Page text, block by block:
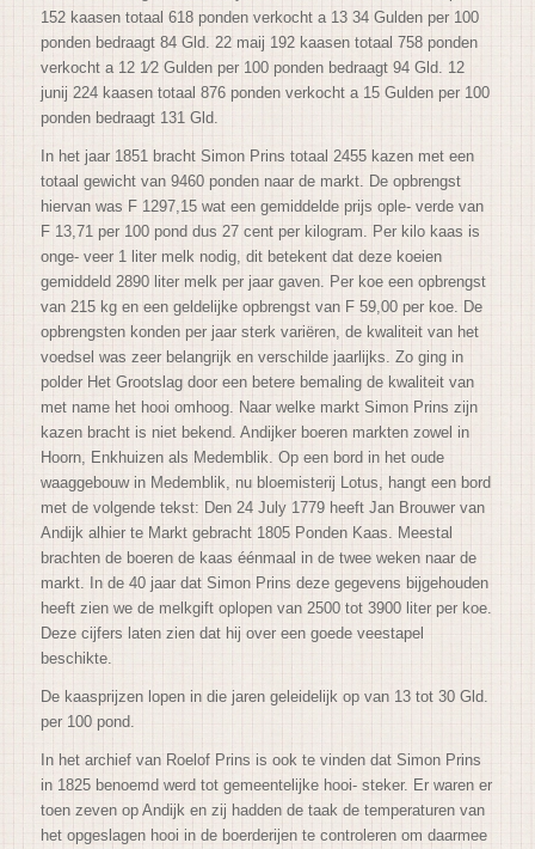
152 kaasen totaal 618 ponden verkocht a 13 34 Gulden per 100
ponden bedraagt 84 Gld. 22 maij 192 kaasen totaal 758 ponden
verkocht a 12 1⁄2 Gulden per 100 ponden bedraagt 94 Gld. 12
junij 224 kaasen totaal 876 ponden verkocht a 15 Gulden per 100
ponden bedraagt 131 Gld.
In het jaar 1851 bracht Simon Prins totaal 2455 kazen met een
totaal gewicht van 9460 ponden naar de markt. De opbrengst
hiervan was F 1297,15 wat een gemiddelde prijs ople- verde van
F 13,71 per 100 pond dus 27 cent per kilogram. Per kilo kaas is
onge- veer 1 liter melk nodig, dit betekent dat deze koeien
gemiddeld 2890 liter melk per jaar gaven. Per koe een opbrengst
van 215 kg en een geldelijke opbrengst van F 59,00 per koe. De
opbrengsten konden per jaar sterk variëren, de kwaliteit van het
voedsel was zeer belangrijk en verschilde jaarlijks. Zo ging in
polder Het Grootslag door een betere bemaling de kwaliteit van
met name het hooi omhoog. Naar welke markt Simon Prins zijn
kazen bracht is niet bekend. Andijker boeren markten zowel in
Hoorn, Enkhuizen als Medemblik. Op een bord in het oude
waaggebouw in Medemblik, nu bloemisterij Lotus, hangt een bord
met de volgende tekst: Den 24 July 1779 heeft Jan Brouwer van
Andijk alhier te Markt gebracht 1805 Ponden Kaas. Meestal
brachten de boeren de kaas éénmaal in de twee weken naar de
markt. In de 40 jaar dat Simon Prins deze gegevens bijgehouden
heeft zien we de melkgift oplopen van 2500 tot 3900 liter per koe.
Deze cijfers laten zien dat hij over een goede veestapel
beschikte.
De kaasprijzen lopen in die jaren geleidelijk op van 13 tot 30 Gld.
per 100 pond.
In het archief van Roelof Prins is ook te vinden dat Simon Prins
in 1825 benoemd werd tot gemeentelijke hooi- steker. Er waren er
toen zeven op Andijk en zij hadden de taak de temperaturen van
het opgeslagen hooi in de boerderijen te controleren om daarmee